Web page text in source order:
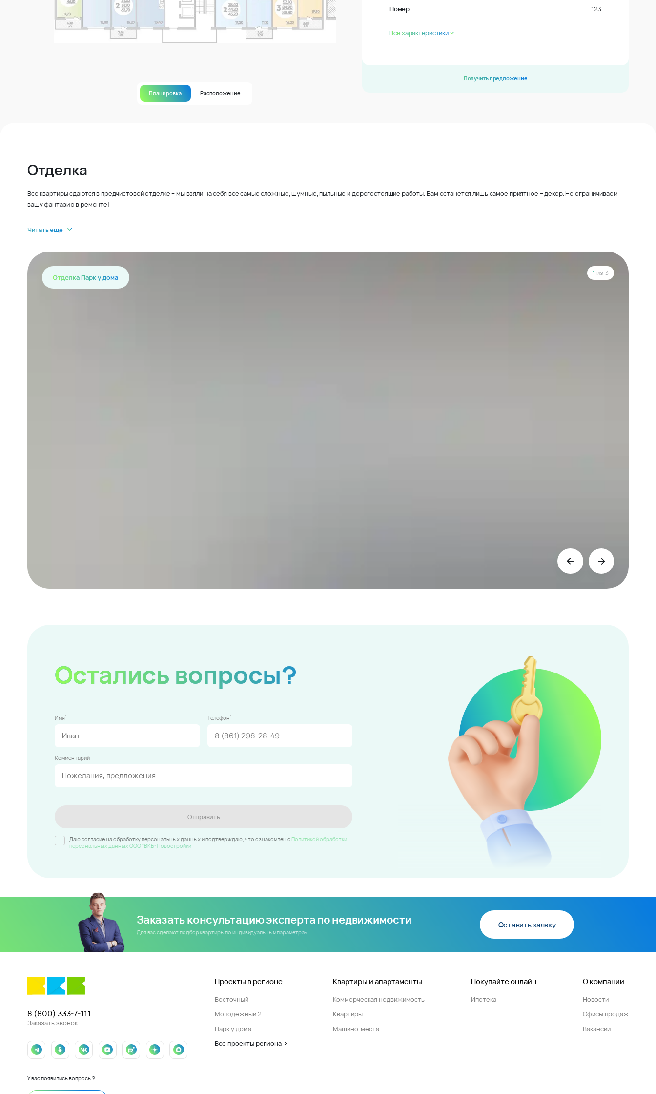
Планировка Расположение
Номер 123
Все характеристики
Получить предложение
Отделка
Все квартиры сдаются в предчистовой отделке – мы взяли на себя все самые сложные, шумные, пыльные и дорогостоящие работы. Вам останется лишь самое приятное – декор. Не ограничиваем
вашу фантазию в ремонте!
Читать еще
Отделка Парк у дома
1 из 3
Остались вопросы?
Имя* Телефон*
Комментарий
Отправить
Даю согласие на обработку персональных данных и подтверждаю, что ознакомлен c Политикой обработки
персональных данных ООО "ВКБ-Новостройки
Заказать консультацию эксперта по недвижимости
Для вас сделают подбор квартиры по индивидуальным параметрам
Оставить заявку
8 (800) 333-7-111
Заказать звонок
У вас появились вопросы?
Проекты в регионе
Восточный
Молодежный 2
Парк у дома
Все проекты региона
Квартиры и апартаменты
Коммерческая недвижимость
Квартиры
Машино-места
Покупайте онлайн
Ипотека
О компании
Новости
Офисы продаж
Вакансии